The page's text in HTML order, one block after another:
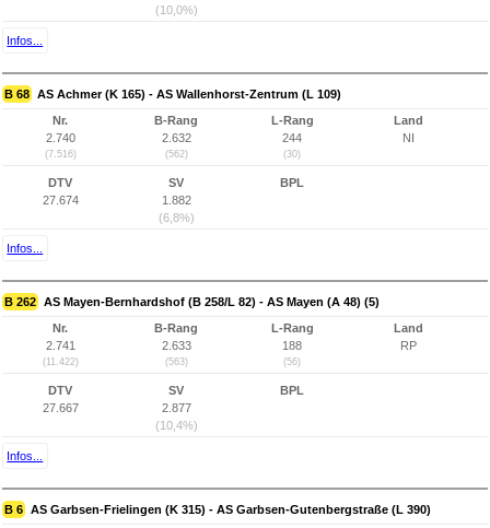
(10,0%)
Infos...
B 68 AS Achmer (K 165) - AS Wallenhorst-Zentrum (L 109)
Nr.
2.740
(7.516)
B-Rang
2.632
(562)
L-Rang
244
(30)
Land
NI
DTV
27.674
SV
1.882
(6,8%)
BPL
Infos...
B 262 AS Mayen-Bernhardshof (B 258/L 82) - AS Mayen (A 48) (5)
Nr.
2.741
(11.422)
B-Rang
2.633
(563)
L-Rang
188
(56)
Land
RP
DTV
27.667
SV
2.877
(10,4%)
BPL
Infos...
B 6 AS Garbsen-Frielingen (K 315) - AS Garbsen-Gutenbergstraße (L 390)